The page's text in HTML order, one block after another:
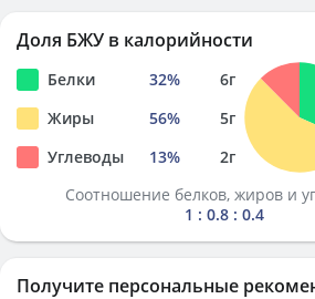
Доля БЖУ в калорийности
Белки 32% 6г
Жиры
56% 5г
Углеводы
13% 2г
Соотношение белков, жиров и
1 : 0.8 : 0.4
Получите персональные